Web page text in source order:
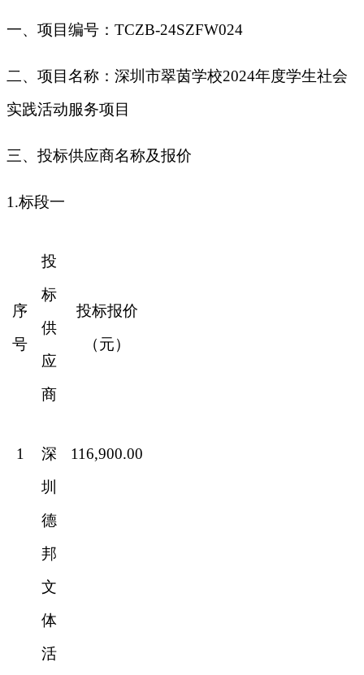
一、 项目编号： TCZB-24SZFW024
二、 项目名称：深圳市翠茵学校2024年度学生社会
实践活动服务项目
三、投标供应商名称及报价
1.标段一
序
号
投
标
供
应
商
投标报价
（元）
1
深
圳
德
邦
文
体
活
116,900.00